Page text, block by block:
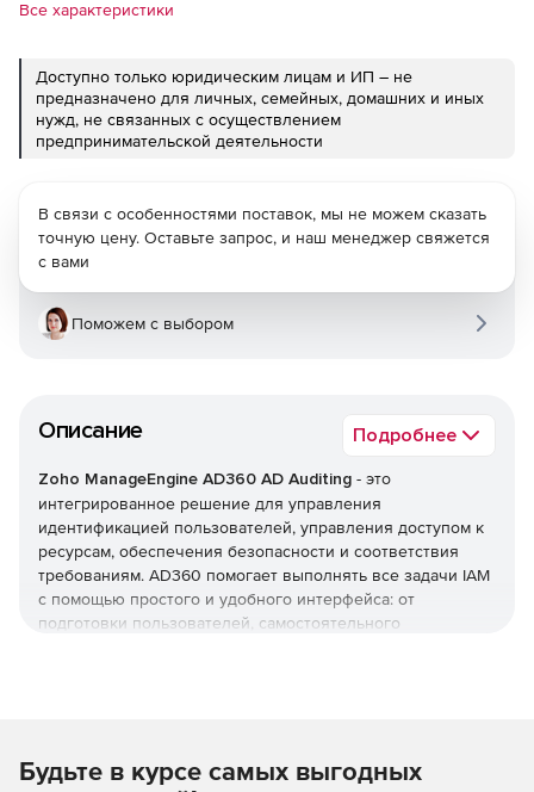
Все характеристики
Доступно только юридическим лицам и ИП – не
предназначено для личных, семейных, домашних и иных
нужд, не связанных с осуществлением
предпринимательской деятельности
Описание Подробнее
Zoho ManageEngine AD360 AD Auditing - это
интегрированное решение для управления
идентификацией пользователей, управления доступом к
ресурсам, обеспечения безопасности и соответствия
требованиям. AD360 помогает выполнять все задачи IAM
с помощью простого и удобного интерфейса: от
подготовки пользователей, самостоятельного
Оптимизация управления жизненным циклом
В связи с особенностями поставок, мы не можем сказать
точную цену. Оставьте запрос, и наш менеджер свяжется
с вами
Поможем с выбором
Будьте в курсе самых выгодных